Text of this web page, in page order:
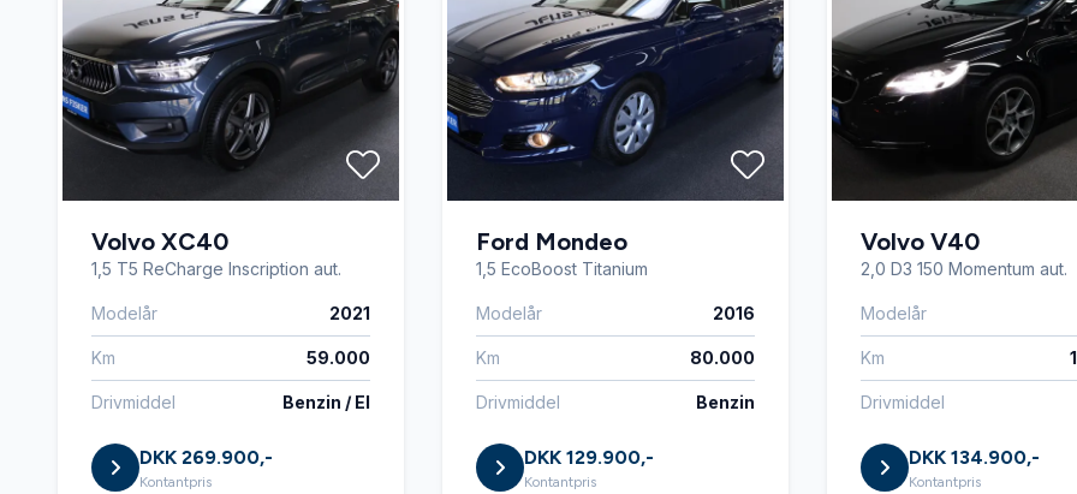
Volvo XC40
1,5 T5 ReCharge Inscription aut.
Modelår 2021
Km 59.000
Drivmiddel Benzin / El
DKK 269.900,-
Kontantpris
Ford Mondeo
1,5 EcoBoost Titanium
Modelår 2016
Km 80.000
Drivmiddel Benzin
DKK 129.900,-
Kontantpris
Volvo V40
2,0 D3 150 Momentum aut.
Modelår
Km
Drivmiddel
DKK 134.900,-
Kontantpris